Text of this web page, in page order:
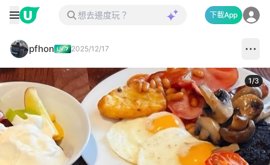
下載App
pfhon 2025/12/17
1/3